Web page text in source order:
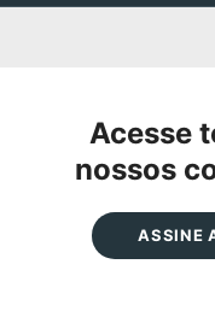
Acesse
nossos
ASSINE